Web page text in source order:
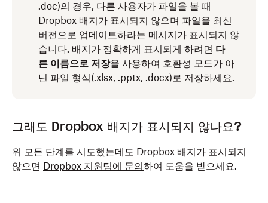
.doc)의 경우, 다른 사용자가 파일을 볼 때
Dropbox 배지가 표시되지 않으며 파일을 최신
버전으로 업데이트하라는 메시지가 표시되지 않
습니다. 배지가 정확하게 표시되게 하려면 다
른 이름으로 저장을 사용하여 호환성 모드가 아
닌 파일 형식(.xlsx, .pptx, .docx)로 저장하세요.
그래도 Dropbox 배지가 표시되지 않나요?
위 모든 단계를 시도했는데도 Dropbox 배지가 표시되지
않으면 Dropbox 지원팀에 문의하여 도움을 받으세요.